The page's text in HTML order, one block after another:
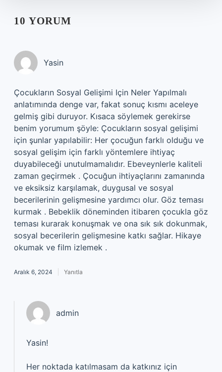
10 YORUM
Yasin
Çocukların Sosyal Gelişimi Için Neler Yapılmalı
anlatımında denge var, fakat sonuç kısmı aceleye
gelmiş gibi duruyor. Kısaca söylemek gerekirse
benim yorumum şöyle: Çocukların sosyal gelişimi
için şunlar yapılabilir: Her çocuğun farklı olduğu ve
sosyal gelişim için farklı yöntemlere ihtiyaç
duyabileceği unutulmamalıdır. Ebeveynlerle kaliteli
zaman geçirmek . Çocuğun ihtiyaçlarını zamanında
ve eksiksiz karşılamak, duygusal ve sosyal
becerilerinin gelişmesine yardımcı olur. Göz teması
kurmak . Bebeklik döneminden itibaren çocukla göz
teması kurarak konuşmak ve ona sık sık dokunmak,
sosyal becerilerin gelişmesine katkı sağlar. Hikaye
okumak ve film izlemek .
Aralık 6, 2024 Yanıtla
admin
Yasin!
Her noktada katılmasam da katkınız için